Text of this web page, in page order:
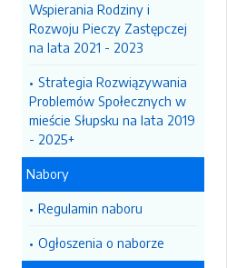
Wspierania Rodziny i
Rozwoju Pieczy Zastępczej
na lata 2021 - 2023
Strategia Rozwiązywania
Problemów Społecznych w
mieście Słupsku na lata 2019
- 2025+
Nabory
Regulamin naboru
Ogłoszenia o naborze